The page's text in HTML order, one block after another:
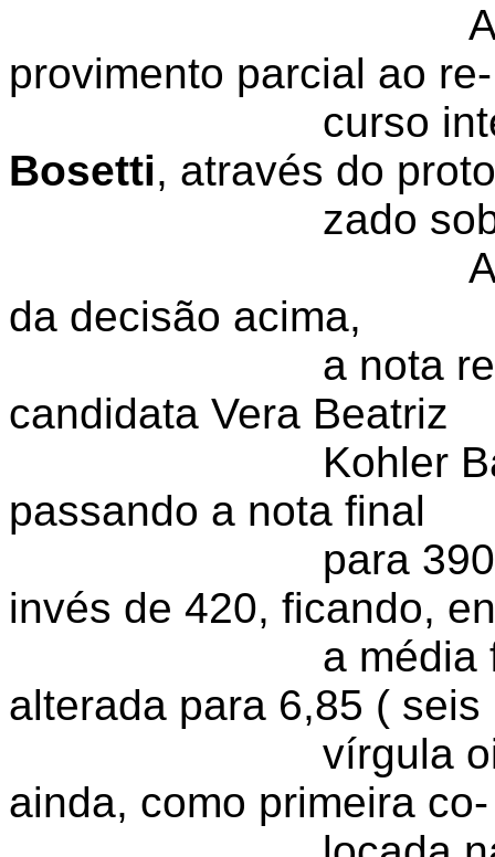
provimento parcial ao re-
curso
Bosetti, através do
zado
da decisão acima,
a nota
candidata Vera Beatriz
Kohler
passando a nota final
para
invés de 420, ficando,
a média
alterada para 6,85 ( seis
vírgula
ainda, como primeira co-